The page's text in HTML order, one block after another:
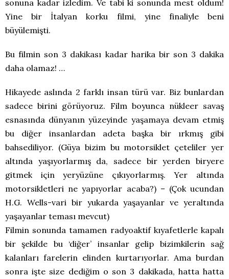
sonuna kadar izledim. Ve tabi ki sonunda mest oldum!
Yine bir İtalyan korku filmi, yine finaliyle beni
büyülemişti.
Bu filmin son 3 dakikası kadar harika bir son 3 dakika
daha olamaz! …
Hikayede aslında 2 farklı insan türü var. Biz bunlardan
sadece birini görüyoruz. Film boyunca nükleer savaş
esnasında dünyanın yüzeyinde yaşamaya devam etmiş
bu diğer insanlardan adeta başka bir ırkmış gibi
bahsediliyor. (Güya bizim bu motorsiklet çeteliler yer
altında yaşıyorlarmış da, sadece bir yerden biryere
gitmek için yeryüzüne çıkıyorlarmış. Yer altında
motorsikletleri ne yapıyorlar acaba?) – (Çok ucundan
H.G. Wells-vari bir yukarda yaşayanlar ve yeraltında
yaşayanlar teması mevcut)
Filmin sonunda tamamen radyoaktif kıyafetlerle kapalı
bir şekilde bu ‘diğer’ insanlar gelip bizimkilerin sağ
kalanları farelerin elinden kurtarıyorlar. Ama burdan
sonra işte size dediğim o son 3 dakikada, hatta hatta